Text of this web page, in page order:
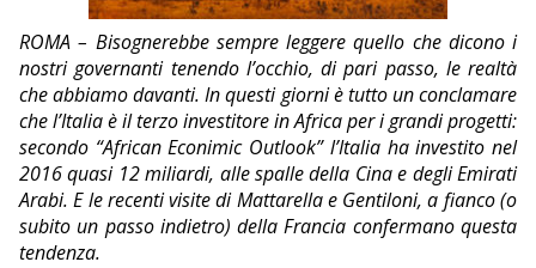
EDITORIALI
ROMA – Bisognerebbe sempre leggere quello che dicono i
nostri governanti tenendo l’occhio, di pari passo, le realtà
che abbiamo davanti. In questi giorni è tutto un conclamare
che l’Italia è il terzo investitore in Africa per i grandi progetti:
secondo “African Econimic Outlook” l’Italia ha investito nel
2016 quasi 12 miliardi, alle spalle della Cina e degli Emirati
Arabi. E le recenti visite di Mattarella e Gentiloni, a fianco (o
subito un passo indietro) della Francia confermano questa
tendenza.